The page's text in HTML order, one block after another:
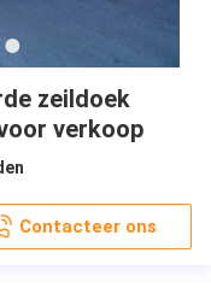
zeildoek
verkoop
Contacteer ons